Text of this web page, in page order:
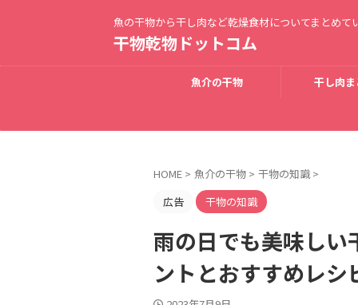
魚の干物から干し肉など乾燥食材についてまとめて
干物乾物ドットコム
魚介の干物 干し肉
HOME > 魚介の干物 > 干物の知識 >
広告
干物の知識
雨の日でも美味しい
ントとおすすめレシ